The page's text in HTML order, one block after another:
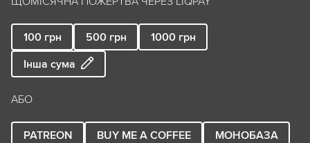
100 грн 500 грн 1000 грн
Інша сума
АБО
PATREON BUY ME A COFFEE
МОНОБАЗА